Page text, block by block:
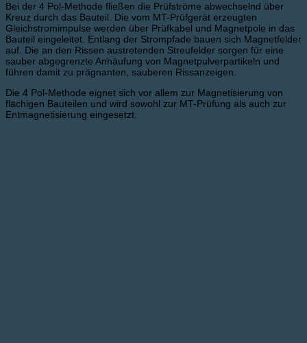
Bei der 4 Pol-Methode fließen die Prüfströme abwechselnd über
Kreuz durch das Bauteil. Die vom MT-Prüfgerät erzeugten
Gleichstromimpulse werden über Prüfkabel und Magnetpole in das
Bauteil eingeleitet. Entlang der Strompfade bauen sich Magnetfelder
auf. Die an den Rissen austretenden Streufelder sorgen für eine
sauber abgegrenzte Anhäufung von Magnetpulverpartikeln und
führen damit zu prägnanten, sauberen Rissanzeigen.
Die 4 Pol-Methode eignet sich vor allem zur Magnetisierung von
flächigen Bauteilen und wird sowohl zur MT-Prüfung als auch zur
Entmagnetisierung eingesetzt.